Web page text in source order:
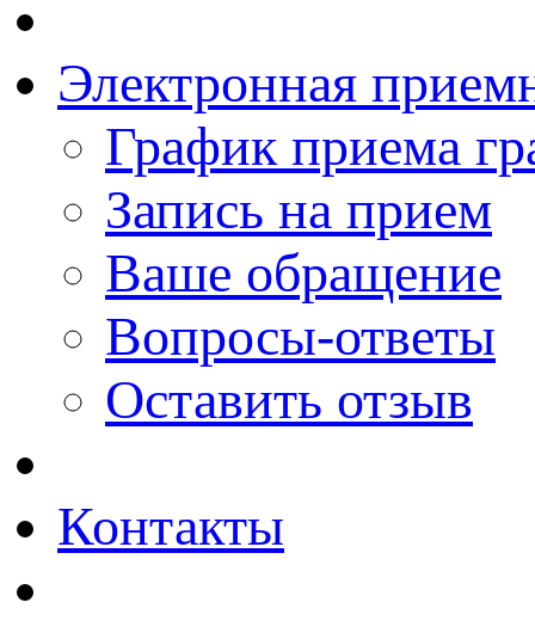
Электронная
График приема
Запись на прием
Ваше обращение
Вопросы-ответы
Оставить отзыв
Контакты